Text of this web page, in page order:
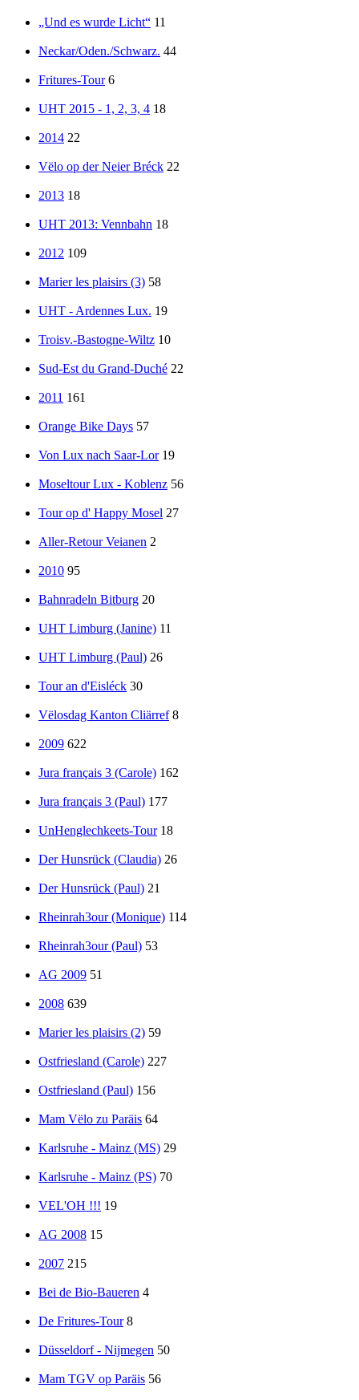
„Und es wurde Licht“ 11
Neckar/Oden./Schwarz. 44
Fritures-Tour 6
UHT 2015 - 1, 2, 3, 4 18
2014 22
Vëlo op der Neier Bréck 22
2013 18
UHT 2013: Vennbahn 18
2012 109
Marier les plaisirs (3) 58
UHT - Ardennes Lux. 19
Troisv.-Bastogne-Wiltz 10
Sud-Est du Grand-Duché 22
2011 161
Orange Bike Days 57
Von Lux nach Saar-Lor 19
Moseltour Lux - Koblenz 56
Tour op d' Happy Mosel 27
Aller-Retour Veianen 2
2010 95
Bahnradeln Bitburg 20
UHT Limburg (Janine) 11
UHT Limburg (Paul) 26
Tour an d'Eisléck 30
Vëlosdag Kanton Cliärref 8
2009 622
Jura français 3 (Carole) 162
Jura français 3 (Paul) 177
UnHenglechkeets-Tour 18
Der Hunsrück (Claudia) 26
Der Hunsrück (Paul) 21
Rheinrah3our (Monique) 114
Rheinrah3our (Paul) 53
AG 2009 51
2008 639
Marier les plaisirs (2) 59
Ostfriesland (Carole) 227
Ostfriesland (Paul) 156
Mam Vëlo zu Paräis 64
Karlsruhe - Mainz (MS) 29
Karlsruhe - Mainz (PS) 70
VEL'OH !!! 19
AG 2008 15
2007 215
Bei de Bio-Baueren 4
De Fritures-Tour 8
Düsseldorf - Nijmegen 50
Mam TGV op Paräis 56